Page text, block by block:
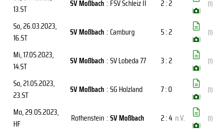
13.ST
SV Moßbach : FSV Schleiz II 2 : 2
( )
(1)
So, 26.03.2023,
16.ST
SV Moßbach :Camburg 5 : 2
( )
(1)
Mi, 17.05.2023,
14.ST
SV Moßbach :SV Lobeda 77 3 : 2
( )
(1)
So, 21.05.2023,
23.ST
SV Moßbach :SG Holzland 7 : 0
( )
(1)
Mo, 29.05.2023,
HF
Rothenstein :SV Moßbach 2 : 4 n.V.
( )
(1)